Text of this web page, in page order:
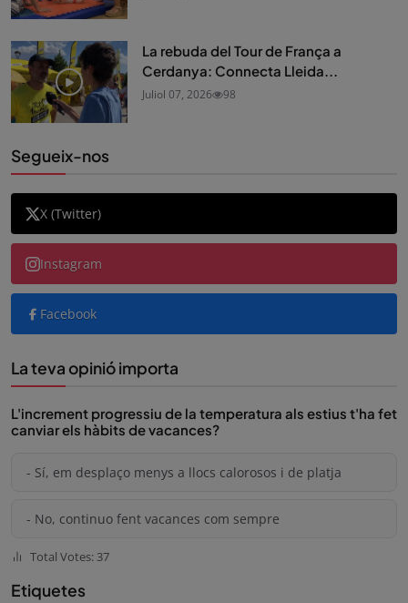
La rebuda del Tour de França a
Cerdanya: Connecta Lleida...
Juliol 07, 2026 98
Segueix-nos
X (Twitter)
Instagram
Facebook
La teva opinió importa
L'increment progressiu de la temperatura als estius t'ha fet
canviar els hàbits de vacances?
- Sí, em desplaço menys a llocs calorosos i de platja
- No, continuo fent vacances com sempre
Total Votes: 37
Etiquetes